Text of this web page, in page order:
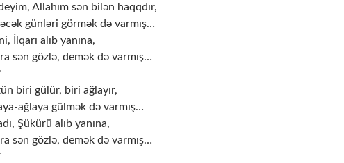
Allahım sən bilən haqqdır,
günləri görmək də varmış…
İlqarı alıb yanına,
sən gözlə, demək də varmış…
biri gülür, biri ağlayır,
ağlaya gülmək də varmış…
Şükürü alıb yanına,
sən gözlə, demək də varmış…